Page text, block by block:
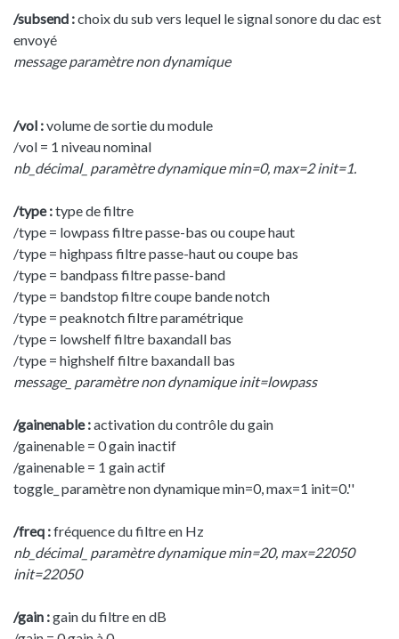
/subsend :choix du sub vers lequel le signal sonore du dac est
envoyé
message paramètre non dynamique
/vol :volume de sortie du module
/vol = 1 niveau nominal
nb_décimal_ paramètre dynamique min=0, max=2 init=1.
/type :type de filtre
/type = lowpass filtre passe-bas ou coupe haut
/type = highpass filtre passe-haut ou coupe bas
/type = bandpass filtre passe-band
/type = bandstop filtre coupe bande notch
/type = peaknotch filtre paramétrique
/type = lowshelf filtre baxandall bas
/type = highshelf filtre baxandall bas
message_ paramètre non dynamique init=lowpass
/gainenable :activation du contrôle du gain
/gainenable = 0 gain inactif
/gainenable = 1 gain actif
toggle_ paramètre non dynamique min=0, max=1 init=0.''
/freq :fréquence du filtre en Hz
nb_décimal_ paramètre dynamique min=20, max=22050
init=22050
/gain :gain du filtre en dB